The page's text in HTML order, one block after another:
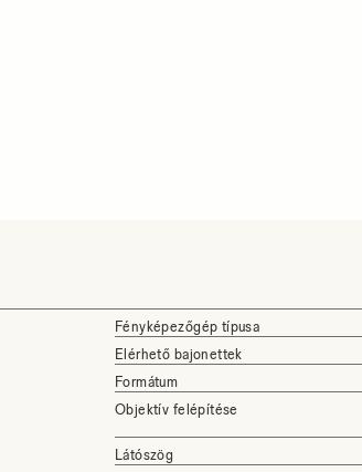
Fényképezőgép típusa
Elérhető bajonettek
Formátum
Objektív felépítése
Látószög